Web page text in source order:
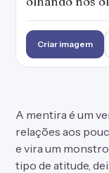
Criar imagem
A mentira é um
relações aos
e vira um
tipo de atitude,